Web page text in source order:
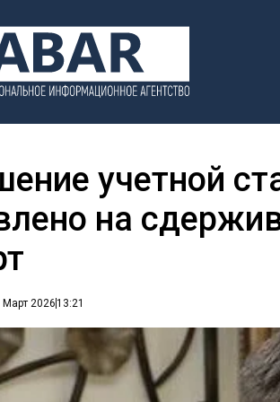
учетной
на
Март 202613:21